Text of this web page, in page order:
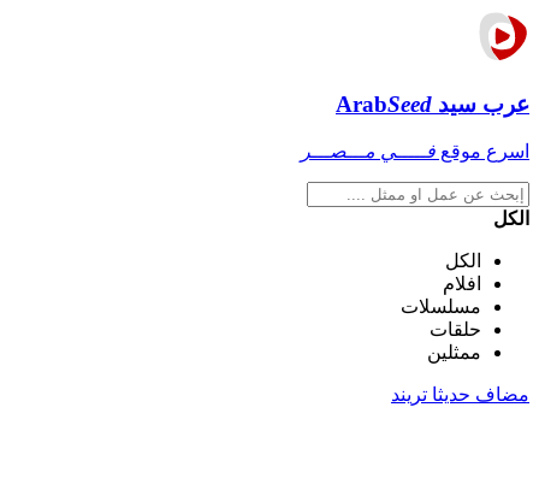
عرب سيد ArabSeed
اسرع موقع فـــــي مـــصـــر
الكل
الكل
افلام
مسلسلات
حلقات
ممثلين
مضاف حديثا تريند